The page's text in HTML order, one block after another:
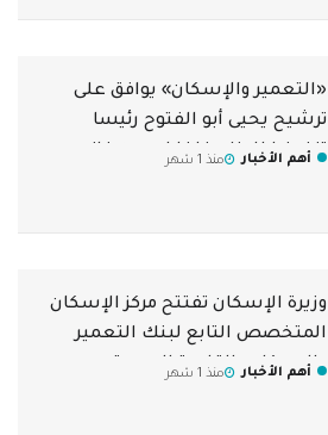
«التعمير والإسكان» يوافق على
ترشيح يحيى أبو الفتوح رئيسا
تنفيذيا للبنك خلفا لحسن غانم
أهم الأخبار منذ 1 شهر
وزيرة الإسكان تفتتح مركز الإسكان
المتخصص التابع لبنك التعمير
والإسكان بالقاهرة الجديدة
أهم الأخبار منذ 1 شهر